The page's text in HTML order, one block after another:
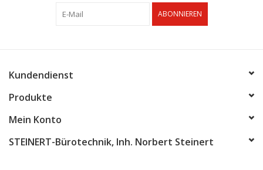
ABONNIEREN
Kundendienst
Produkte
Mein Konto
STEINERT-Bürotechnik, Inh. Norbert Steinert